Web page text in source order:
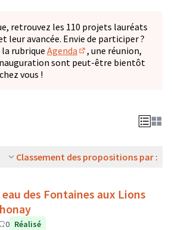
retrouvez les 110 projets lauréats
leur avancée. Envie de participer ?
la rubrique Agenda
(S'ouvre dans un
, une réunion,
sont peut-être bientôt
vous !
Classement des propositions par :
eau des Fontaines aux Lions
0 Réalisé